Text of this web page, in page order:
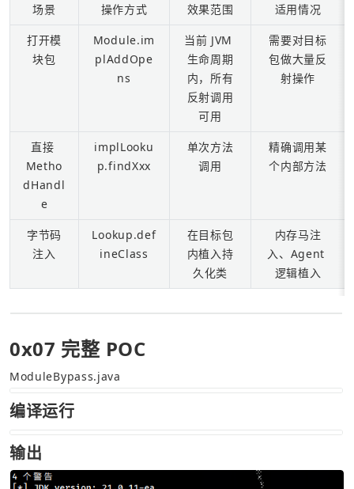
场景 操作方式 效果范围 适用情况
打开模
块包
Module.im
plAddOpe
ns
当前 JVM
生命周期
内，所有
反射调用
可用
需要对目标
包做大量反
射操作
直接
Metho
dHandl
e
implLooku
p.findXxx
单次方法
调用
精确调用某
个内部方法
字节码
注入
Lookup.def
ineClass
在目标包
内植入持
久化类
内存马注
入、Agent
逻辑植入
0x07 完整 POC
ModuleBypass.java
编译运行
输出